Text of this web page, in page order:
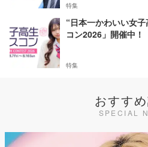
特集
“日本一かわいい女
コン2026」開催中！
特集
おすす
SPECIAL